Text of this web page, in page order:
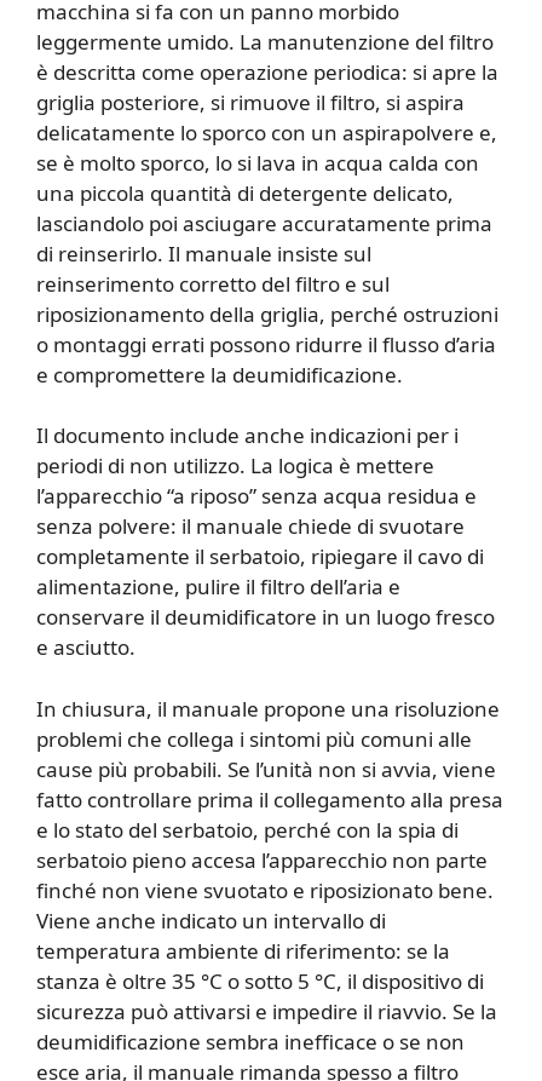
macchina si fa con un panno morbido
leggermente umido. La manutenzione del filtro
è descritta come operazione periodica: si apre la
griglia posteriore, si rimuove il filtro, si aspira
delicatamente lo sporco con un aspirapolvere e,
se è molto sporco, lo si lava in acqua calda con
una piccola quantità di detergente delicato,
lasciandolo poi asciugare accuratamente prima
di reinserirlo. Il manuale insiste sul
reinserimento corretto del filtro e sul
riposizionamento della griglia, perché ostruzioni
o montaggi errati possono ridurre il flusso d’aria
e compromettere la deumidificazione.
Il documento include anche indicazioni per i
periodi di non utilizzo. La logica è mettere
l’apparecchio “a riposo” senza acqua residua e
senza polvere: il manuale chiede di svuotare
completamente il serbatoio, ripiegare il cavo di
alimentazione, pulire il filtro dell’aria e
conservare il deumidificatore in un luogo fresco
e asciutto.
In chiusura, il manuale propone una risoluzione
problemi che collega i sintomi più comuni alle
cause più probabili. Se l’unità non si avvia, viene
fatto controllare prima il collegamento alla presa
e lo stato del serbatoio, perché con la spia di
serbatoio pieno accesa l’apparecchio non parte
finché non viene svuotato e riposizionato bene.
Viene anche indicato un intervallo di
temperatura ambiente di riferimento: se la
stanza è oltre 35 °C o sotto 5 °C, il dispositivo di
sicurezza può attivarsi e impedire il riavvio. Se la
deumidificazione sembra inefficace o se non
esce aria, il manuale rimanda spesso a filtro